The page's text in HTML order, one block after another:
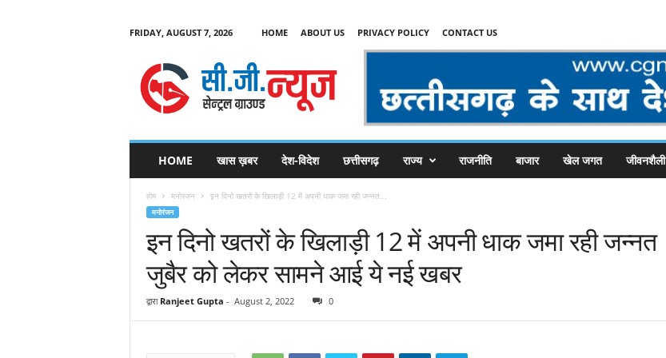
FRIDAY, AUGUST 7, 2026 HOME ABOUT US PRIVACY POLICY CONTACT US
C
HOME खास ख़बर देश-विदेश छत्तीसगढ़ राज्य राजनीति बाजार खेल जगत जीवनशैली
होम मनोरंजन इन दिनो खतरों के खिलाड़ी 12 में अपनी धाक जमा रही जन्नत...
मनोरंजन
इन दिनो खतरों के खिलाड़ी 12 में अपनी धाक जमा रही जन्नत
जुबैर को लेकर सामने आई ये नई खबर
द्वारा Ranjeet Gupta - August 2, 2022 0